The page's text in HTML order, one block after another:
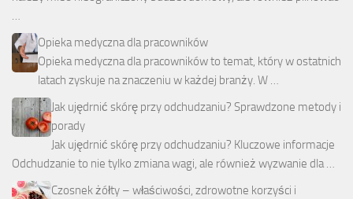
…
Opieka medyczna dla pracowników
Opieka medyczna dla pracowników to temat, który w ostatnich
latach zyskuje na znaczeniu w każdej branży. W …
Jak ujędrnić skórę przy odchudzaniu? Sprawdzone metody i
porady
Jak ujędrnić skórę przy odchudzaniu? Kluczowe informacje
Odchudzanie to nie tylko zmiana wagi, ale również wyzwanie dla …
Czosnek żółty – właściwości, zdrowotne korzyści i